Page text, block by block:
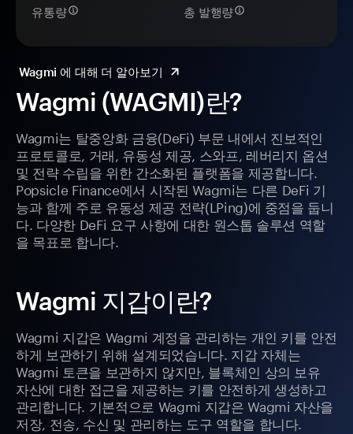
Wagmi (WAGMI)란?
Wagmi는 탈중앙화 금융(DeFi) 부문 내에서 진보적인
프로토콜로, 거래, 유동성 제공, 스와프, 레버리지 옵션
및 전략 수립을 위한 간소화된 플랫폼을 제공합니다.
Popsicle Finance에서 시작된 Wagmi는 다른 DeFi 기
능과 함께 주로 유동성 제공 전략(LPing)에 중점을 둡니
다. 다양한 DeFi 요구 사항에 대한 원스톱 솔루션 역할
을 목표로 합니다.
Wagmi 지갑이란?
Wagmi 지갑은 Wagmi 계정을 관리하는 개인 키를 안전
하게 보관하기 위해 설계되었습니다. 지갑 자체는
Wagmi 토큰을 보관하지 않지만, 블록체인 상의 보유
자산에 대한 접근을 제공하는 키를 안전하게 생성하고
관리합니다. 기본적으로 Wagmi 지갑은 Wagmi 자산을
저장, 전송, 수신 및 관리하는 도구 역할을 합니다.
유통량 총 발행량
Wagmi 에 대해 더 알아보기